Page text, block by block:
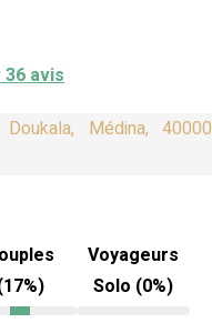
avis
Médina, 40000
Voyageurs
Solo (0%)